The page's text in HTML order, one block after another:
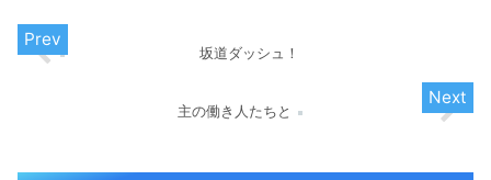
坂道ダッシュ！
主の働き人たちと